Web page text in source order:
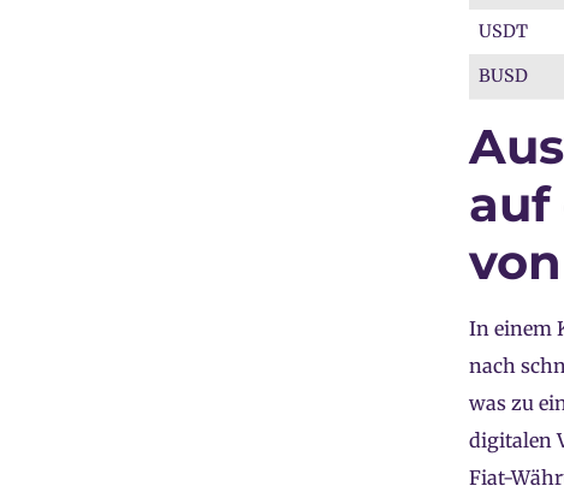
USDT
BUSD
auf
In einem
nach
was zu
digitalen
Fiat-